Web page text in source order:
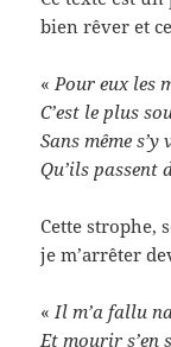
bien rêver et
« Pour eux les
C’est le plus
Sans même s’y
Qu’ils passent
Cette strophe,
je m’arrêter
« Il m’a fallu
Et mourir s’en